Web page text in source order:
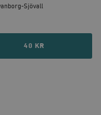
Sjövall
40 KR
inte användas